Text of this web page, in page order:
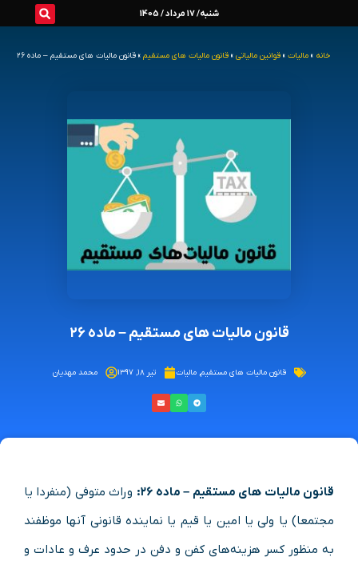
شنبه/ 17 مرداد / 1405
خانه » مالیات » قوانین مالیاتی » قانون مالیات های مستقیم » قانون مالیات های مستقیم – ماده ۲۶
قانون مالیات های مستقیم – ماده ۲۶
قانون مالیات های مستقیم,مالیات تیر ۱۸, ۱۳۹۷ محمد مهدیان
قانون مالیات های مستقیم – ماده ۲۶:
وراث متوفی (منفردا یا
مجتمعا) یا ولی یا امین یا قیم یا نماینده قانونی آنها موظفند
به منظور کسر هزینه‌های کفن و دفن در حدود عرف و عادات و